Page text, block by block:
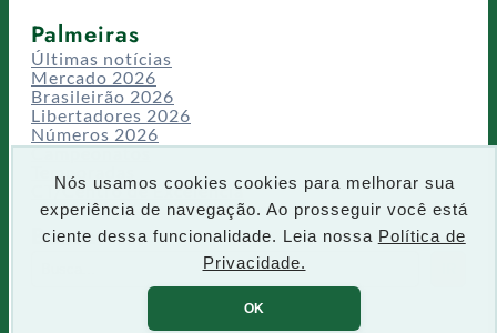
Nós usamos cookies cookies para melhorar sua
experiência de navegação. Ao prosseguir você está
ciente dessa funcionalidade. Leia nossa Política de
Privacidade.
OK
Palmeiras
Últimas notícias
Mercado 2026
Brasileirão 2026
Libertadores 2026
Números 2026
Campeonatos
CT/Centro de Excelência
Busca
P
e
q